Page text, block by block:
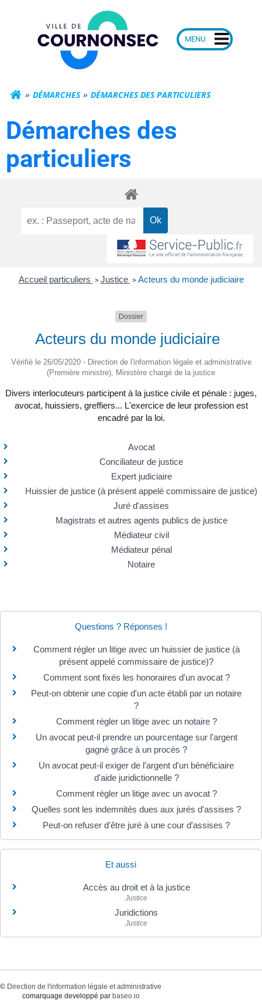
Mairie de
DÉMARCHES DÉMARCHES DES PARTICULIERS
Démarches des
particuliers
Accueil particuliers > Justice > Acteurs du monde judiciaire
Dossier
Acteurs du monde judiciaire
Vérifié le 26/05/2020 - Direction de l'information légale et administrative
(Première ministre), Ministère chargé de la justice
Divers interlocuteurs participent à la justice civile et pénale : juges,
avocat, huissiers, greffiers... L'exercice de leur profession est
encadré par la loi.
Avocat
Conciliateur de justice
Expert judiciaire
Huissier de justice (à présent appelé commissaire de justice)
Juré d'assises
Magistrats et autres agents publics de justice
Médiateur civil
Médiateur pénal
Notaire
Questions ? Réponses !
Comment régler un litige avec un huissier de justice (à
présent appelé commissaire de justice)?
Comment sont fixés les honoraires d'un avocat ?
Peut-on obtenir une copie d'un acte établi par un notaire
?
Comment régler un litige avec un notaire ?
Un avocat peut-il prendre un pourcentage sur l'argent
gagné grâce à un procès ?
Un avocat peut-il exiger de l'argent d'un bénéficiaire
d'aide juridictionnelle ?
Comment régler un litige avec un avocat ?
Quelles sont les indemnités dues aux jurés d'assises ?
Peut-on refuser d'être juré à une cour d'assises ?
Et aussi
Accès au droit et à la justice
Justice
Juridictions
Justice
© Direction de l'information légale et administrative
comarquage developpé par baseo.io